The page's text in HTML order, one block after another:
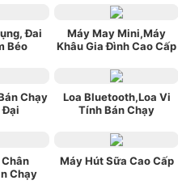
Đai
Béo
Máy May Mini,Máy
Khâu Gia Đình Cao Cấp
Chạy
Đại
Loa Bluetooth,Loa Vi
Tính Bán Chạy
Chạy
Máy Hút Sữa Cao Cấp